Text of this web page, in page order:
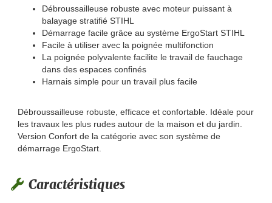
Débroussailleuse robuste avec moteur puissant à
balayage stratifié STIHL
Démarrage facile grâce au système ErgoStart STIHL
Facile à utiliser avec la poignée multifonction
La poignée polyvalente facilite le travail de fauchage
dans des espaces confinés
Harnais simple pour un travail plus facile
Débroussailleuse robuste, efficace et confortable. Idéale pour
les travaux les plus rudes autour de la maison et du jardin.
Version Confort de la catégorie avec son système de
démarrage ErgoStart.
Caractéristiques